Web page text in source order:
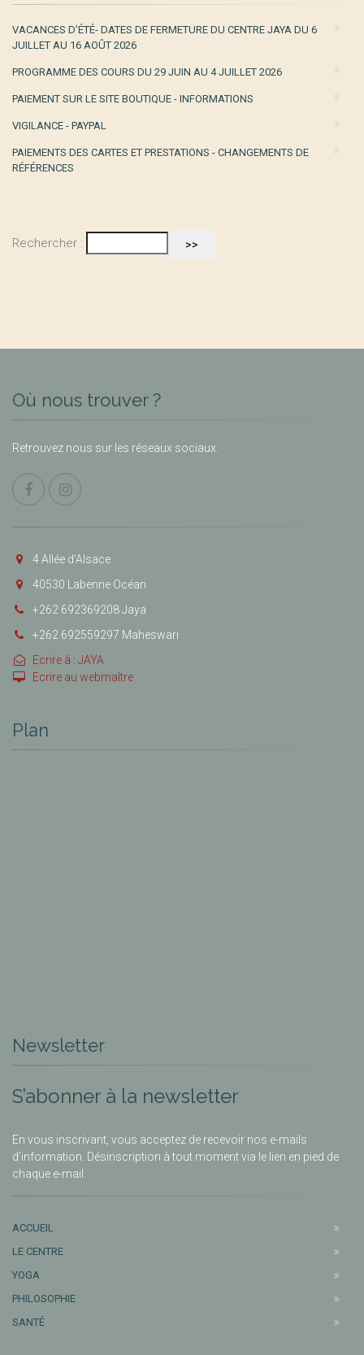
VACANCES D’ÉTÉ- DATES DE FERMETURE DU CENTRE JAYA DU 6
JUILLET AU 16 AOÛT 2026
PROGRAMME DES COURS DU 29 JUIN AU 4 JUILLET 2026
PAIEMENT SUR LE SITE BOUTIQUE - INFORMATIONS
VIGILANCE - PAYPAL
PAIEMENTS DES CARTES ET PRESTATIONS - CHANGEMENTS DE
RÉFÉRENCES
Rechercher :
Où nous trouver ?
Retrouvez nous sur les réseaux sociaux.
4 Allée d’Alsace
40530 Labenne Océan
+262 692369208 Jaya
+262 692559297 Maheswari
Ecrire à : JAYA
Ecrire au webmaître
Plan
Newsletter
S’abonner à la newsletter
En vous inscrivant, vous acceptez de recevoir nos e-mails
d’information. Désinscription à tout moment via le lien en pied de
chaque e-mail.
ACCUEIL
LE CENTRE
YOGA
PHILOSOPHIE
SANTÉ